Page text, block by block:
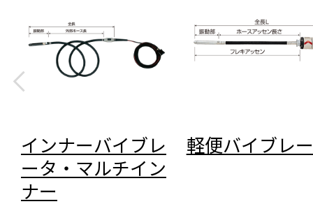
インナーバイブレ
ータ・マルチイン
ナー
軽便バイブレ